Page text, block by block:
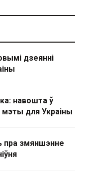
дзеянні
навошта ў
для Украіны
пра змяншэнне